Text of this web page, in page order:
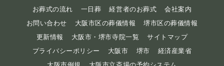
お葬式の流れ
一日葬 経営者のお葬式
会社案内
お問い合わせ
大阪市区の葬儀情報
堺市区の葬儀情報
更新情報
大阪市・堺市寺院一覧
サイトマップ
プライバシーポリシー
大阪市 堺市
経済産業省